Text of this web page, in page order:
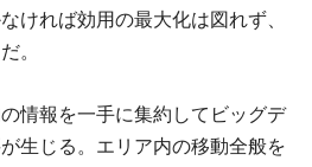
ければ効用の最大化は図れず、
。
情報を一手に集約してビッグデ
生じる。エリア内の移動全般を